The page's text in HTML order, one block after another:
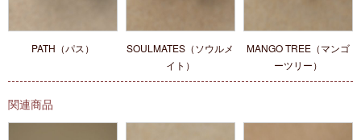
PATH（パス）
SOULMATES（ソウルメ
イト）
MANGO TREE（マンゴ
ーツリー）
関連商品